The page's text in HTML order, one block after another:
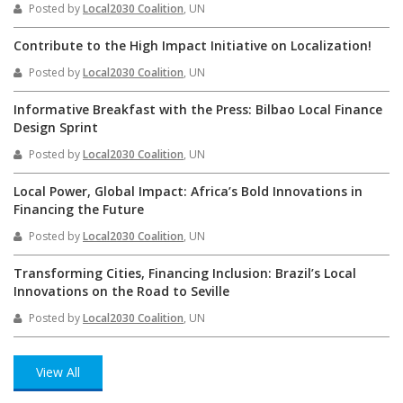
Posted byLocal2030 Coalition, UN
Contribute to the High Impact Initiative on Localization!
Posted byLocal2030 Coalition, UN
Informative Breakfast with the Press: Bilbao Local Finance
Design Sprint
Posted byLocal2030 Coalition, UN
Local Power, Global Impact: Africa’s Bold Innovations in
Financing the Future
Posted byLocal2030 Coalition, UN
Transforming Cities, Financing Inclusion: Brazil’s Local
Innovations on the Road to Seville
Posted byLocal2030 Coalition, UN
View All